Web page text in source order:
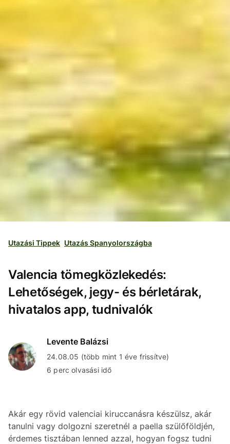
Utazási Tippek Utazás Spanyolországba
Valencia tömegközlekedés:
Lehetőségek, jegy- és bérletárak,
hivatalos app, tudnivalók
Levente Balázsi
24.08.05 (több mint 1 éve frissítve)
6 perc olvasási idő
Akár egy rövid valenciai kiruccanásra készülsz, akár
tanulni vagy dolgozni szeretnél a paella szülőföldjén,
érdemes tisztában lenned azzal, hogyan fogsz tudni